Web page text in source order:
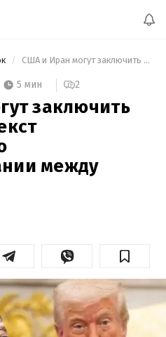
США и Иран могут заключить мир: полный текст меморандума о взаимопонимании между странами
5 мин 2
заключить
между